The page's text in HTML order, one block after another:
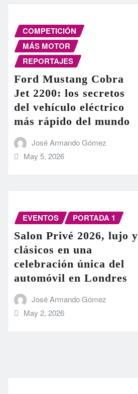
COMPETICIÓN
MÁS MOTOR
REPORTAJES
Ford Mustang Cobra
Jet 2200: los secretos
del vehículo eléctrico
más rápido del mundo
José Armando Gómez
May 5, 2026
EVENTOS PORTADA 1
Salon Privé 2026, lujo y
clásicos en una
celebración única del
automóvil en Londres
José Armando Gómez
May 2, 2026